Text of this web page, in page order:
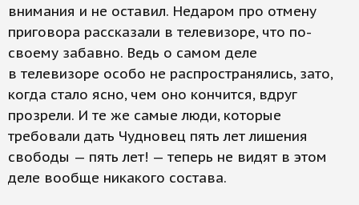
внимания и не оставил. Недаром про отмену
приговора рассказали в телевизоре, что по-
своему забавно. Ведь о самом деле
в телевизоре особо не распространялись, зато,
когда стало ясно, чем оно кончится, вдруг
прозрели. И те же самые люди, которые
требовали дать Чудновец пять лет лишения
свободы — пять лет! — теперь не видят в этом
деле вообще никакого состава.